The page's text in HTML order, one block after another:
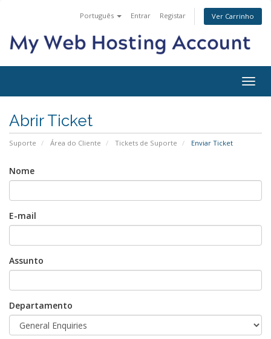
Português Entrar Registar Ver Carrinho
Abrir Ticket
Suporte Área do Cliente Tickets de Suporte Enviar Ticket
Nome
E-mail
Assunto
Departamento